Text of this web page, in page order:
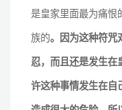
是皇家里面最为痛恨
族的。因为这种符咒
忍，而且还是发生在
许这种事情发生在自